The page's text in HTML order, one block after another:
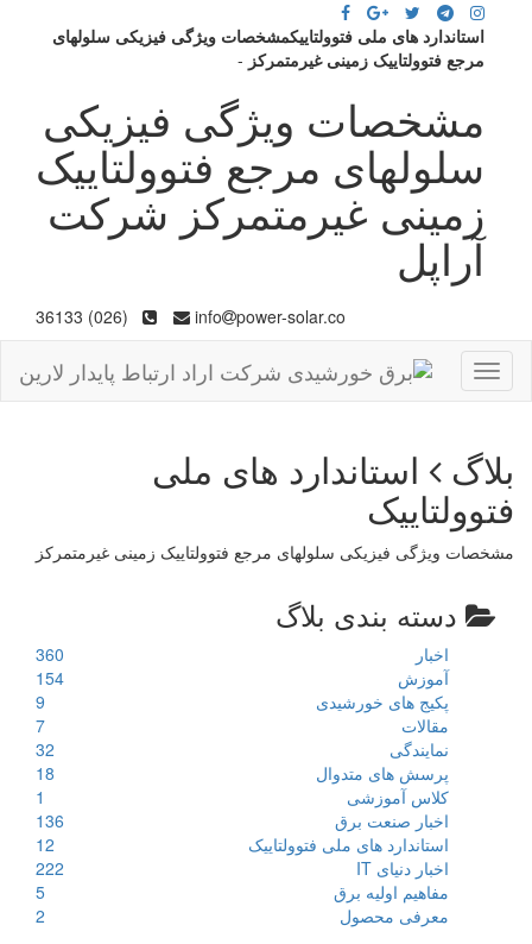
استاندارد های ملی فتوولتاییکمشخصات ویژگی فیزیکی سلولهای
مرجع فتوولتاییک زمینی غیرمتمرکز -
مشخصات ویژگی فیزیکی
سلولهای مرجع فتوولتاییک
زمینی غیرمتمرکز شرکت
آراپل
info power-solar.co
(026) 36133
Toggle
navigation
بلاگ استاندارد های ملی
فتوولتاییک
مشخصات ویژگی فیزیکی سلولهای مرجع فتوولتاییک زمینی غیرمتمرکز
دسته بندی بلاگ
اخبار
360
آموزش
154
پکیج های خورشیدی
9
مقالات
7
نمایندگی
32
پرسش های متدوال
18
کلاس آموزشی
1
اخبار صنعت برق
136
استاندارد های ملی فتوولتاییک
12
اخبار دنیای IT
222
مفاهیم اولیه برق
5
معرفی محصول
2